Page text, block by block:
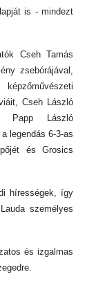
is - mindezt
Cseh Tamás
zsebórájával,
Cseh László
Papp László
legendás 6-3-as
és Grosics
hírességek, így
személyes
és izgalmas